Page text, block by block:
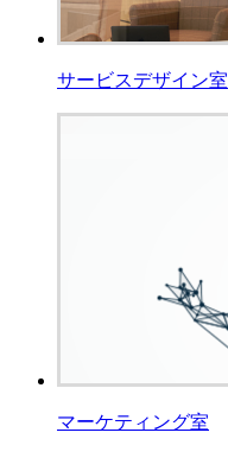
サービスデザイン室
マーケティング室